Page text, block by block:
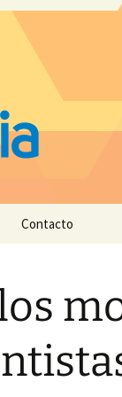
Contacto